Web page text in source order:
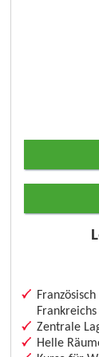
Frankreichs
Zentrale
Helle